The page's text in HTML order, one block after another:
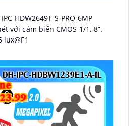
HDW2649T-S-PRO 6MP
với cảm biến CMOS 1/1. 8”.